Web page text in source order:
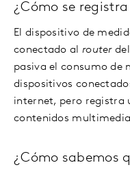
¿Cómo se
El dispositivo de
conectado al routerdel
pasiva el consumo de
dispositivos
internet, pero registra
contenidos
¿Cómo sabemos